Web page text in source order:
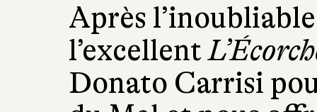
Après
l’excellent
Donato Carrisi